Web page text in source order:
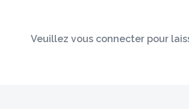
Veuillez vous connecter pour